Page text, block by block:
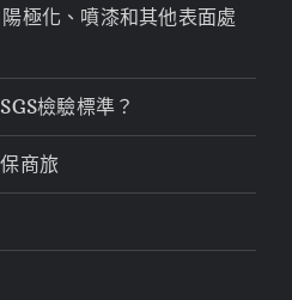
極化、噴漆和其他表面處
檢驗標準？
商旅